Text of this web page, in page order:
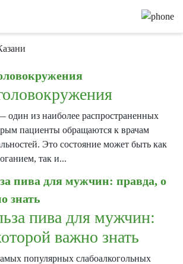
один из наиболее распространенных
пациенты обращаются к врачам
Это состояние может быть как
так и...
пива для мужчин:
важно знать
популярных слабоалкогольных